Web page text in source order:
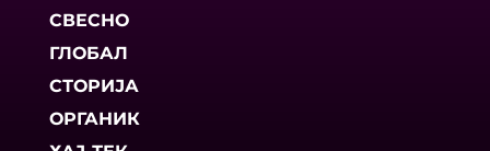
СВЕСНО
ГЛОБАЛ
СТОРИЈА
ОРГАНИК